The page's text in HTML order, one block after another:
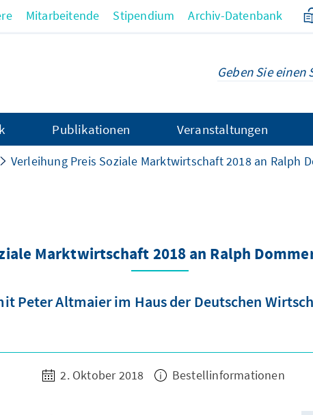
Mitarbeitende Stipendium Archiv-Datenbank
Publikationen Veranstaltungen
Verleihung Preis Soziale Marktwirtschaft 2018 an Ralph
Marktwirtschaft 2018 an Ralph
Peter Altmaier im Haus der Deutschen
2. Oktober 2018 Bestellinformationen